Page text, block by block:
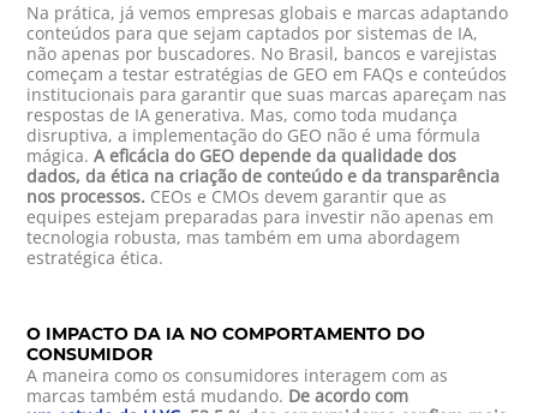
Na prática, já vemos empresas globais e marcas adaptando
conteúdos para que sejam captados por sistemas de IA,
não apenas por buscadores. No Brasil, bancos e varejistas
começam a testar estratégias de GEO em FAQs e conteúdos
institucionais para garantir que suas marcas apareçam nas
respostas de IA generativa. Mas, como toda mudança
disruptiva, a implementação do GEO não é uma fórmula
mágica.A eficácia do GEO depende da qualidade dos
dados, da ética na criação de conteúdo e da transparência
nos processos. CEOs e CMOs devem garantir que as
equipes estejam preparadas para investir não apenas em
tecnologia robusta, mas também em uma abordagem
estratégica ética.
O IMPACTO DA IA NO COMPORTAMENTO DO
CONSUMIDOR
A maneira como os consumidores interagem com as
marcas também está mudando. De acordo com